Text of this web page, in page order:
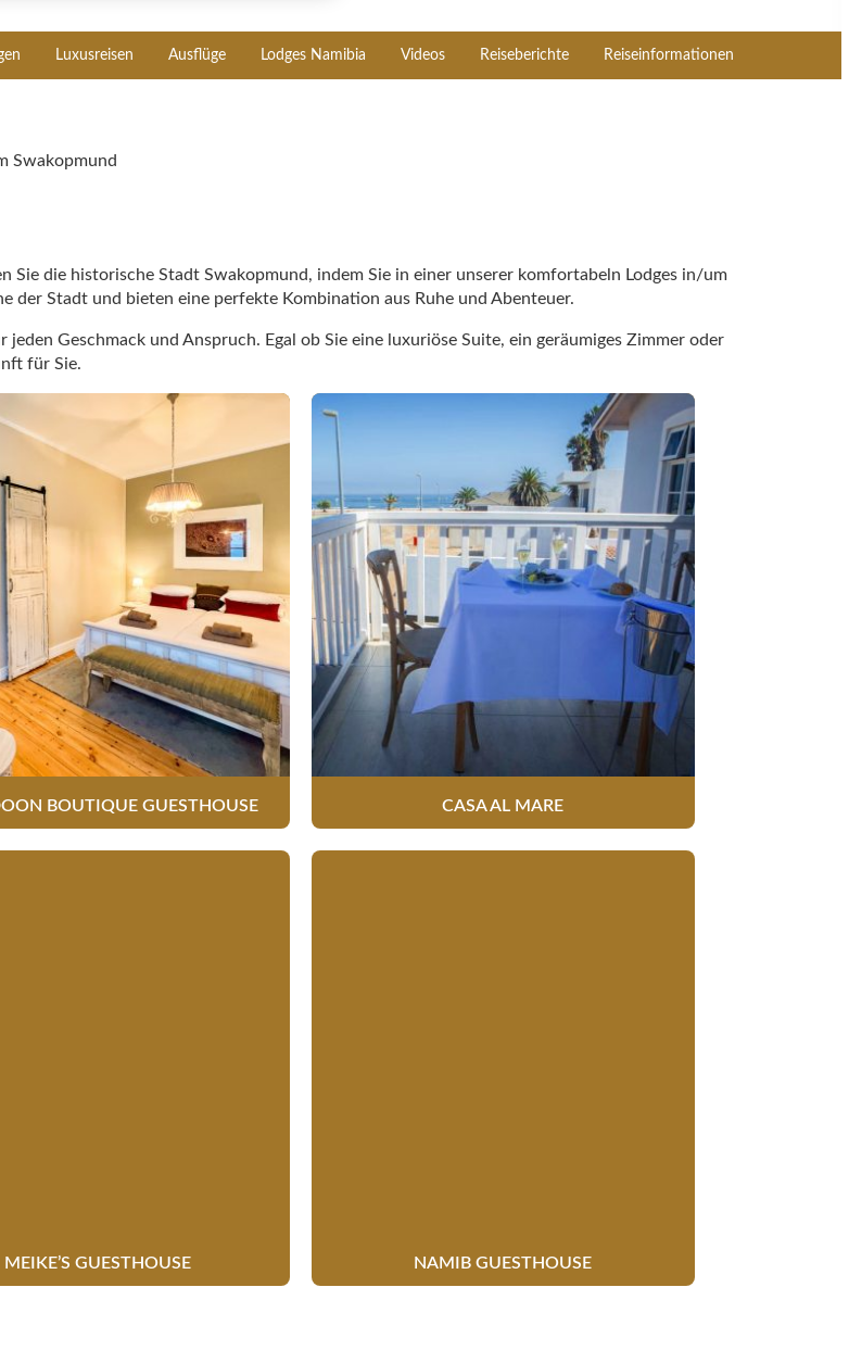
Luxusreisen Ausflüge Lodges Namibia Videos Reiseberichte Reiseinformationen
Swakopmund
Sie die historische Stadt Swakopmund, indem Sie in einer unserer komfortabeln Lodges in/um
der Stadt und bieten eine perfekte Kombination aus Ruhe und Abenteuer.
jeden Geschmack und Anspruch. Egal ob Sie eine luxuriöse Suite, ein geräumiges Zimmer oder
für Sie.
BOUTIQUE GUESTHOUSE CASA AL MARE
MEIKE’S GUESTHOUSE NAMIB GUESTHOUSE